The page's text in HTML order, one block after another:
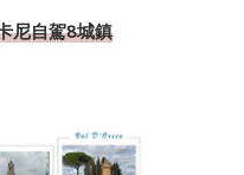
尼自駕8城鎮